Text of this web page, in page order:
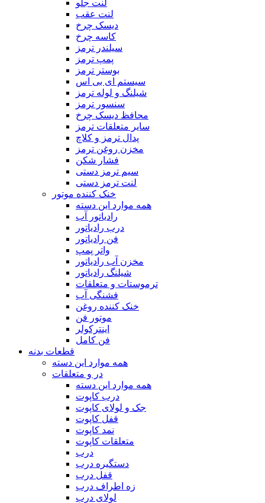
لنت جلو
لنت عقب
دیسک چرخ
کاسه چرخ
سیلندر ترمز
پمپ ترمز
بوستر ترمز
سیستم ای بی اس
شیلنگ و لوله ترمز
سنسور ترمز
محافظ دیسک چرخ
سایر متعلقات ترمز
پدال ترمز و کلاچ
مخزن روغن ترمز
فشار شکن
سیم ترمز دستی
لنت ترمز دستی
خنک کننده موتور
همه موارد این دسته
رادیاتور آب
درب رادیاتور
فن رادیاتور
واتر پمپ
مخزن آب رادیاتور
شیلنگ‌ رادیاتور
ترموستات و متعلقات
فشنگی آب
خنک‌ کننده روغن
موتور فن
اینترکولر
فن کامل
قطعات بدنه
همه موارد این دسته
در و متعلقات
همه موارد این دسته
درب کاپوت
جک و لولای کاپوت
قفل کاپوت
نمد کاپوت
متعلقات کاپوت
درب
دستگیره درب
قفل درب
زه اطراف درب
لولای درب